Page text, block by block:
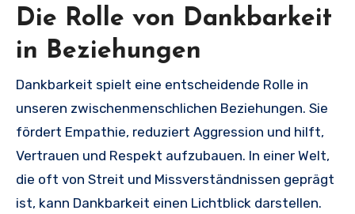
Die Rolle von Dankbarkeit
in Beziehungen
Dankbarkeit spielt eine entscheidende Rolle in
unseren zwischenmenschlichen Beziehungen. Sie
fördert Empathie, reduziert Aggression und hilft,
Vertrauen und Respekt aufzubauen. In einer Welt,
die oft von Streit und Missverständnissen geprägt
ist, kann Dankbarkeit einen Lichtblick darstellen.